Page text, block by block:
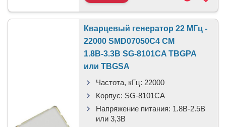
Кварцевый генератор 22 МГц -
22000 SMD07050C4 CM
1.8В-3.3В SG-8101CA TBGPA
или TBGSA
Частота, кГц: 22000
Корпус: SG-8101CA
Напряжение питания: 1.8В-2.5B
или 3,3B